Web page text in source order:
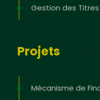
Gestion des Titres
Projets
Mécanisme de